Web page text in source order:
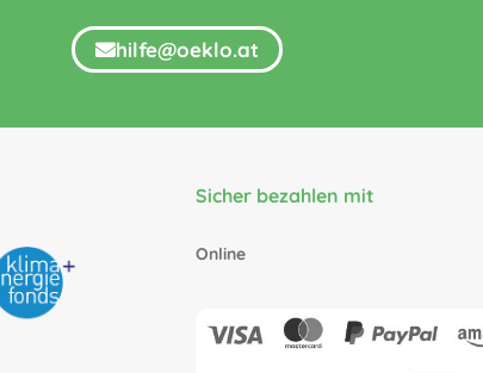
hilfe@oeklo.at
Sicher bezahlen mit
Online